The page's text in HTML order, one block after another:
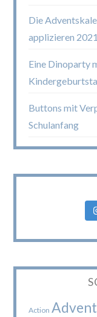
Die
applizieren 2021
Eine Dinoparty
Buttons mit
Schulanfang
Action